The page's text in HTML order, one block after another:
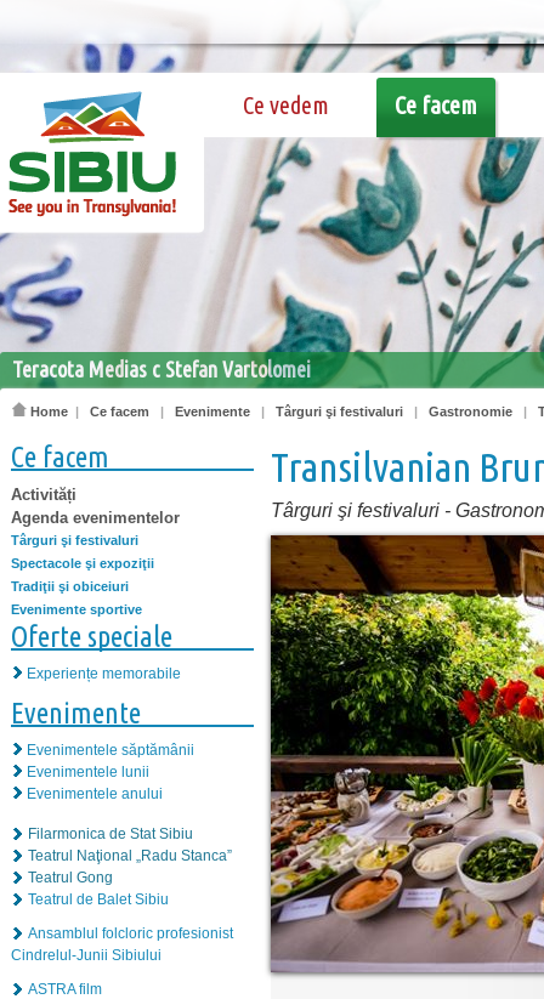
Ce vedem Ce facem
Teracota Medias c Stefan Vartolomei
Home | Ce facem | Evenimente | Târguri şi festivaluri | Gastronomie |
Ce facem
Activități
Agenda evenimentelor
Târguri şi festivaluri
Spectacole şi expoziţii
Tradiţii şi obiceiuri
Evenimente sportive
Oferte speciale
Experiențe memorabile
Evenimente
Evenimentele săptămânii
Evenimentele lunii
Evenimentele anului
Filarmonica de Stat Sibiu
Teatrul Naţional „Radu Stanca”
Teatrul Gong
Teatrul de Balet Sibiu
Ansamblul folcloric profesionist
Cindrelul-Junii Sibiului
ASTRA film
Transilvanian
Târguri şi festivaluri -